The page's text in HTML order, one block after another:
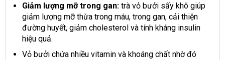
Giảm lượng mỡ trong gan:trà vỏ bưởi sấy khô giúp
giảm lượng mỡ thừa trong máu, trong gan, cải thiện
đường huyết, giảm cholesterol và tính kháng insulin
hiệu quả.
Vỏ bưởi chứa nhiều vitamin và khoáng chất nhờ đó